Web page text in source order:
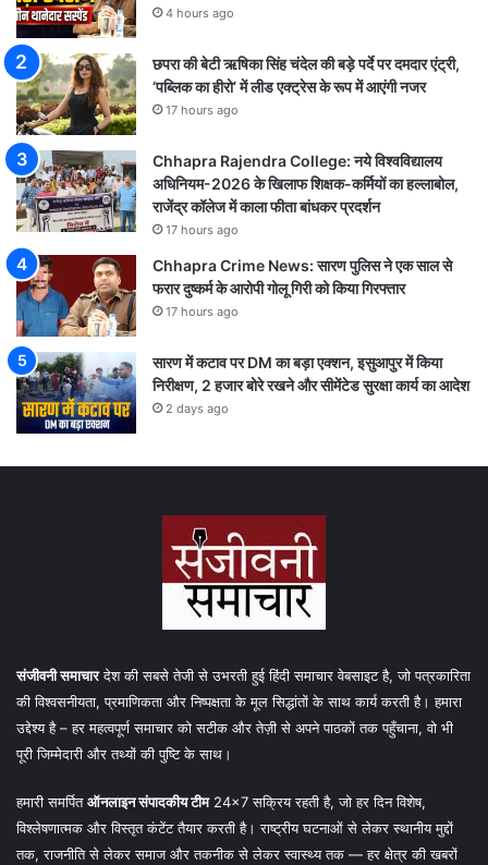
4 hours ago
छपरा की बेटी ऋषिका सिंह चंदेल की बड़े पर्दे पर दमदार एंट्री,
‘पब्लिक का हीरो’ में लीड एक्ट्रेस के रूप में आएंगी नजर
17 hours ago
Chhapra Rajendra College: नये विश्वविद्यालय
अधिनियम-2026 के खिलाफ शिक्षक-कर्मियों का हल्लाबोल,
राजेंद्र कॉलेज में काला फीता बांधकर प्रदर्शन
17 hours ago
Chhapra Crime News: सारण पुलिस ने एक साल से
फरार दुष्कर्म के आरोपी गोलू गिरी को किया गिरफ्तार
17 hours ago
सारण में कटाव पर DM का बड़ा एक्शन, इसुआपुर में किया
निरीक्षण, 2 हजार बोरे रखने और सीमेंटेड सुरक्षा कार्य का आदेश
2 days ago
संजीवनी समाचारदेश की सबसे तेजी से उभरती हुई हिंदी समाचार वेबसाइट है, जो पत्रकारिता
की विश्वसनीयता, प्रमाणिकता और निष्पक्षता के मूल सिद्धांतों के साथ कार्य करती है। हमारा
उद्देश्य है – हर महत्वपूर्ण समाचार को सटीक और तेज़ी से अपने पाठकों तक पहुँचाना, वो भी
पूरी जिम्मेदारी और तथ्यों की पुष्टि के साथ।
हमारी समर्पितऑनलाइन संपादकीय टीम24×7 सक्रिय रहती है, जो हर दिन विशेष,
विश्लेषणात्मक और विस्तृत कंटेंट तैयार करती है। राष्ट्रीय घटनाओं से लेकर स्थानीय मुद्दों
तक, राजनीति से लेकर समाज और तकनीक से लेकर स्वास्थ्य तक — हर क्षेत्र की खबरों